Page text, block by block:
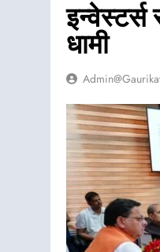
धामी